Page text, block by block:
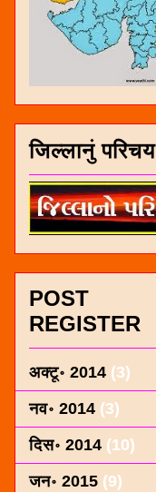
जिल्लानुं परिचय
POST
REGISTER
अक्टू॰ 2014 (3)
नव॰ 2014 (3)
दिस॰ 2014 (10)
जन॰ 2015 (9)